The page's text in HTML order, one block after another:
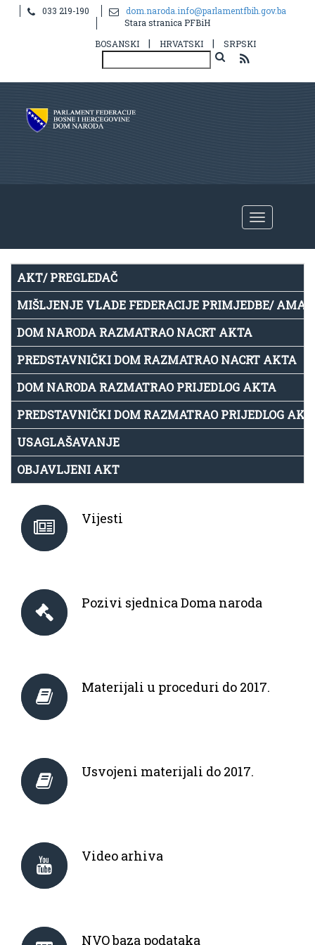
Notice
: Undefined index: idHR in
033 219-190
dom.naroda.info@parlamentfbih.gov.ba
Stara stranica PFBiH
BOSANSKI
| HRVATSKI | SRPSKI
AKT/ PREGLEDAČ
MIŠLJENJE VLADE FEDERACIJE PRIMJEDBE/
DOM NARODA RAZMATRAO NACRT AKTA
PREDSTAVNIČKI DOM RAZMATRAO NACRT AKTA
DOM NARODA RAZMATRAO PRIJEDLOG AKTA
PREDSTAVNIČKI DOM RAZMATRAO PRIJEDLOG
USAGLAŠAVANJE
OBJAVLJENI AKT
Vijesti
Pozivi sjednica Doma naroda
Materijali u proceduri do 2017.
Usvojeni materijali do 2017.
Video arhiva
NVO baza podataka